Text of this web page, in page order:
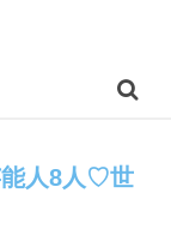
能人8人♡世